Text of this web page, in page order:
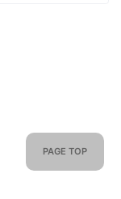
PAGE TOP